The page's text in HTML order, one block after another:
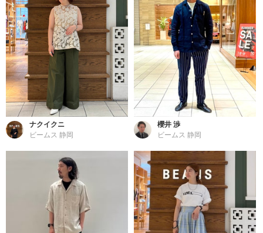
ナクイクニ
ビームス 静岡
櫻井 渉
ビームス 静岡